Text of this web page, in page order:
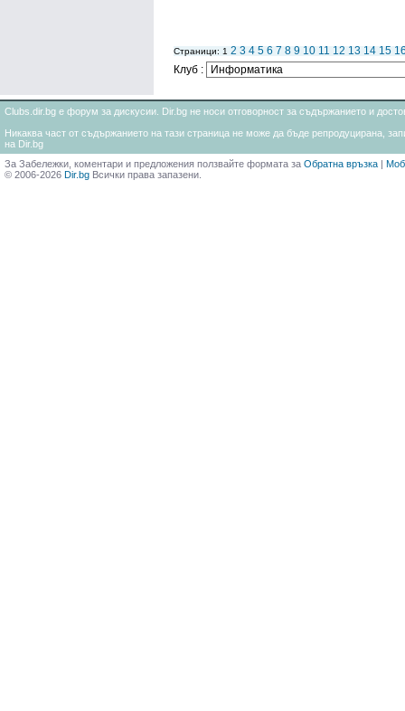
Страници: 1 2 3 4 5 6 7 8 9 10 11 12 13 14 15
Клуб :
Clubs.dir.bg е форум за дискусии. Dir.bg не носи отговорност за съдържанието и
Никаква част от съдържанието на тази страница не може да бъде репродуцирана,
на Dir.bg
За Забележки, коментари и предложения ползвайте формата за Обратна връзка |
© 2006-2026 Dir.bg Всички права запазени.